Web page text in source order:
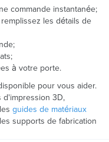
commande instantanée;
les détails de
à votre porte.
pour vous aider.
d'impression 3D,
guides de matériaux
supports de fabrication